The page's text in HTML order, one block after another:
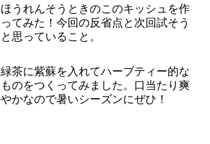
ほうれんそうときのこのキッシュを作
ってみた！今回の反省点と次回試そう
と思っていること。
緑茶に紫蘇を入れてハーブティー的な
ものをつくってみました。口当たり爽
やかなので暑いシーズンにぜひ！